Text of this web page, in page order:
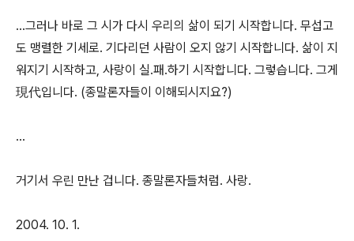
…그러나 바로 그 시가 다시 우리의 삶이 되기 시작합니다. 무섭고
도 맹렬한 기세로. 기다리던 사람이 오지 않기 시작합니다. 삶이 지
워지기 시작하고, 사랑이 실.패.하기 시작합니다. 그렇습니다. 그게
現代입니다. (종말론자들이 이해되시지요?)
…
거기서 우린 만난 겁니다. 종말론자들처럼. 사랑.
2004. 10. 1.